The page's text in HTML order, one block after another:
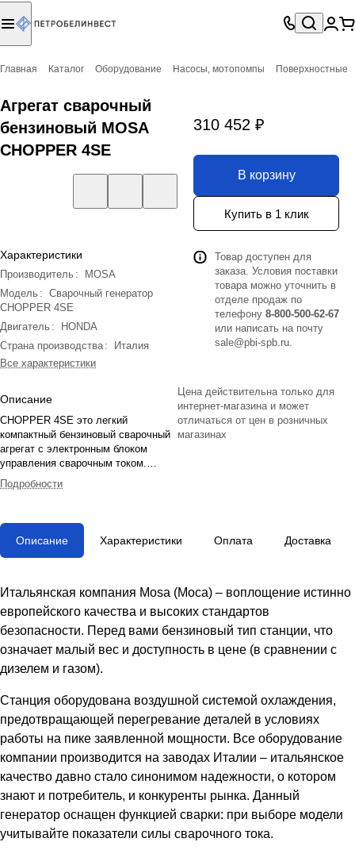
Главная Каталог Оборудование Насосы, мотопомпы Поверхностные
Агрегат сварочный
бензиновый MOSA
CHOPPER 4SE
Характеристики
Производитель :
MOSA
Модель : Сварочный генератор
CHOPPER 4SE
Двигатель :
HONDA
Страна производства :
Италия
Все характеристики
Описание
CHOPPER 4SE это легкий
компактный бензиновый сварочный
агрегат с электронным блоком
управления сварочным током.
Может работать одновременно как
сварочный генератор и
GX200. Максимальный сварочный
ток 150A. Содержит функцию
автоматического холостого хода,
CHOPPER 4SE способен
осуществлять сварку всеми видами
электродов диаметром до 3.25 мм.
Работая в качестве генератора
CHOPPER 4SE выдает до 230 В, до
2 kW.
Подробности
310 452 ₽
В корзину
Купить в 1 клик
Товар доступен для
заказа. Условия поставки
товара можно уточнить в
отделе продаж по
телефону 8-800-500-62-67
или написать на почту
sale@pbi-spb.ru.
Цена действительна только для
интернет-магазина и может
отличаться от цен в розничных
магазинах
Описание Характеристики Оплата Доставка
Итальянская компания Mosa (Моса) – воплощение истинно
европейского качества и высоких стандартов
безопасности. Перед вами бензиновый тип станции, что
означает малый вес и доступность в цене (в сравнении с
дизелем и газом).
Станция оборудована воздушной системой охлаждения,
предотвращающей перегревание деталей в условиях
работы на пике заявленной мощности. Все оборудование
компании производится на заводах Италии – итальянское
качество давно стало синонимом надежности, о котором
знают и потребитель, и конкуренты рынка. Данный
генератор оснащен функцией сварки: при выборе модели
учитывайте показатели силы сварочного тока.